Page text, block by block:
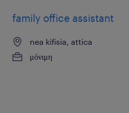
family office assistant
nea kifisia, attica
μόνιμη